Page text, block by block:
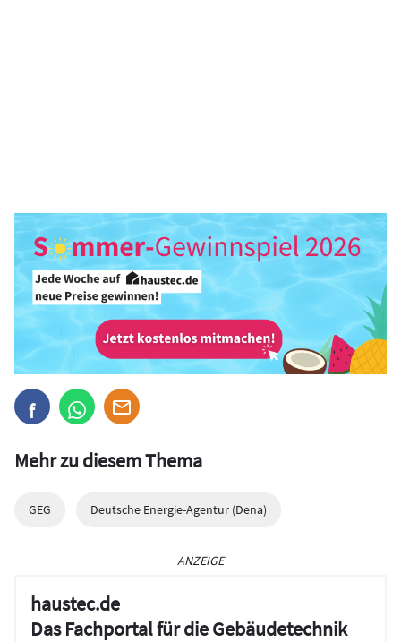
Mehr zu diesem Thema
GEG Deutsche Energie-Agentur (Dena)
ANZEIGE
haustec.de
Das Fachportal für die Gebäudetechnik